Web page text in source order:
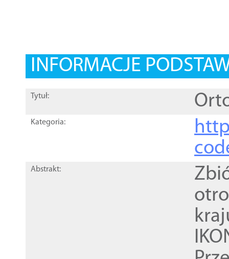
INFORMACJE
Tytuł:
Kategoria:
Abstrakt: